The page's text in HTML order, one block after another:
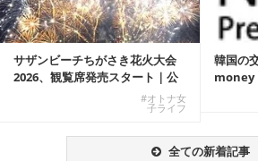
サザンビーチちがさき花火大会
2026、観覧席発売スタート｜公
#オトナ女
子ライフ
韓国の
money
全ての新着記事